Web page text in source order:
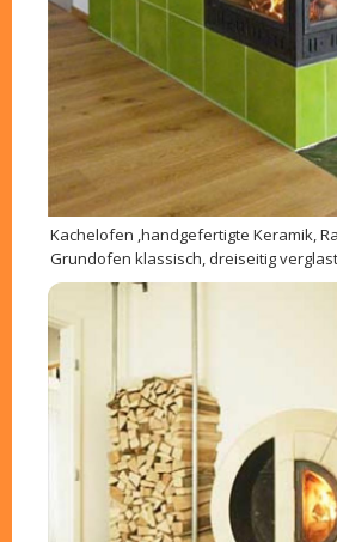
Kachelofen ,handgefertigte Keramik,
Grundofen klassisch, dreiseitig verglast